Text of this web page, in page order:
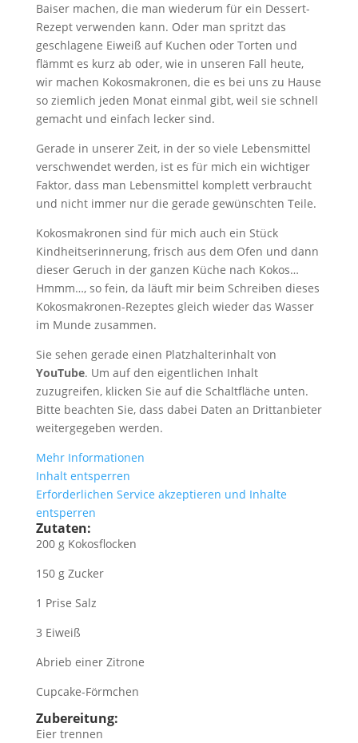
Baiser machen, die man wiederum für ein Dessert-
Rezept verwenden kann. Oder man spritzt das
geschlagene Eiweiß auf Kuchen oder Torten und
flämmt es kurz ab oder, wie in unseren Fall heute,
wir machen Kokosmakronen, die es bei uns zu Hause
so ziemlich jeden Monat einmal gibt, weil sie schnell
gemacht und einfach lecker sind.
Gerade in unserer Zeit, in der so viele Lebensmittel
verschwendet werden, ist es für mich ein wichtiger
Faktor, dass man Lebensmittel komplett verbraucht
und nicht immer nur die gerade gewünschten Teile.
Kokosmakronen sind für mich auch ein Stück
Kindheitserinnerung, frisch aus dem Ofen und dann
dieser Geruch in der ganzen Küche nach Kokos…
Hmmm…, so fein, da läuft mir beim Schreiben dieses
Kokosmakronen-Rezeptes gleich wieder das Wasser
im Munde zusammen.
Sie sehen gerade einen Platzhalterinhalt von
YouTube. Um auf den eigentlichen Inhalt
zuzugreifen, klicken Sie auf die Schaltfläche unten.
Bitte beachten Sie, dass dabei Daten an Drittanbieter
weitergegeben werden.
Mehr Informationen
Inhalt entsperren
Erforderlichen Service akzeptieren und Inhalte
entsperren
Zutaten:
200 g Kokosflocken
150 g Zucker
1 Prise Salz
3 Eiweiß
Abrieb einer Zitrone
Cupcake-Förmchen
Zubereitung:
Eier trennen